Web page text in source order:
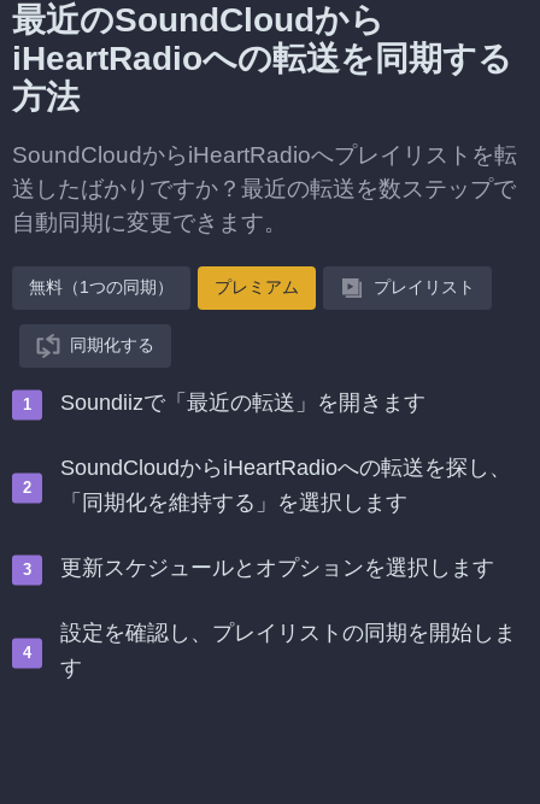
最近のSoundCloudから
iHeartRadioへの転送を同期する
方法
SoundCloudからiHeartRadioへプレイリストを転
送したばかりですか？最近の転送を数ステップで
自動同期に変更できます。
無料（1つの同期） プレミアム プレイリスト
同期化する
Soundiizで「最近の転送」を開きます
SoundCloudからiHeartRadioへの転送を探し、
「同期化を維持する」を選択します
更新スケジュールとオプションを選択します
設定を確認し、プレイリストの同期を開始しま
す